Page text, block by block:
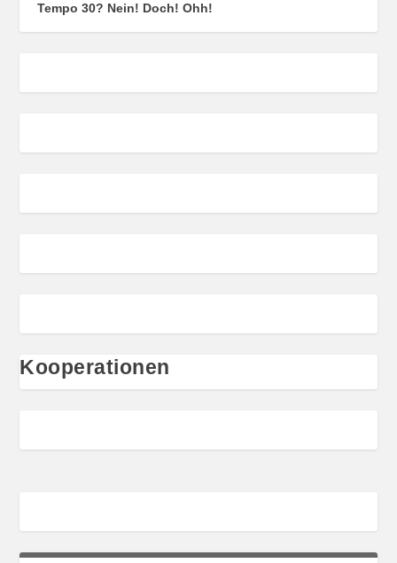
Tempo 30? Nein! Doch! Ohh!
Kooperationen